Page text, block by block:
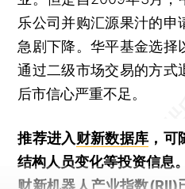
乐公司并购汇源果汁的
急剧下降。华平基金选择
通过二级市场交易的方式
后市信心严重不足。
推荐进入财新数据库 ，可
结构人员变化等投资信息。
财新机器人产业指数(RII)